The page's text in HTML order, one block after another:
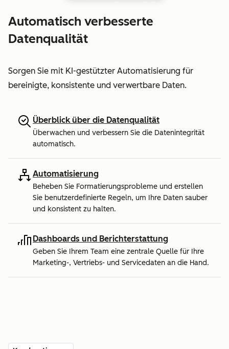
Automatisch verbesserte
Datenqualität
Sorgen Sie mit KI-gestützter Automatisierung für
bereinigte, konsistente und verwertbare Daten.
Überblick über die Datenqualität
Überwachen und verbessern Sie die Datenintegrität
automatisch.
Automatisierung
Beheben Sie Formatierungsprobleme und erstellen
Sie benutzerdefinierte Regeln, um Ihre Daten sauber
und konsistent zu halten.
Dashboards und Berichterstattung
Geben Sie Ihrem Team eine zentrale Quelle für Ihre
Marketing-, Vertriebs- und Servicedaten an die Hand.